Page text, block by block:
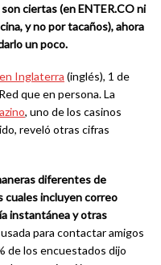
ciertas (en ENTER.CO ni
y no por tacaños), ahora
un poco.
Inglaterra (inglés), 1 de
que en persona. La
, uno de los casinos
reveló otras cifras
diferentes de
cuales incluyen correo
instantánea y otras
usada para contactar amigos
de los encuestados dijo